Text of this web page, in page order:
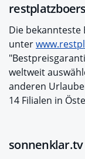
Die
unter
weltweit
anderen
14 Filialen in
sonnenklar.tv